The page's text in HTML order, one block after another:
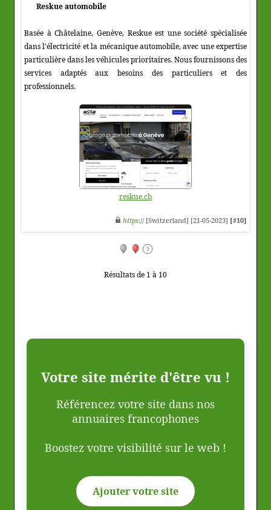
Reskue automobile
Basée à Châtelaine, Genève, Reskue est une société spécialisée
dans l'électricité et la mécanique automobile, avec une expertise
particulière dans les véhicules prioritaires. Nous fournissons des
services adaptés aux besoins des particuliers et des
professionnels.
reskue.ch
https:// [Switzerland] [21-05-2023] [#10]
Résultats de 1 à 10
Votre site mérite d'être vu !
Référencez votre site dans nos
annuaires francophones
Boostez votre visibilité sur le web !
Ajouter votre site